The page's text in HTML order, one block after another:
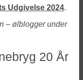
Udgivelse 2024.
– ølblogger under
20 År